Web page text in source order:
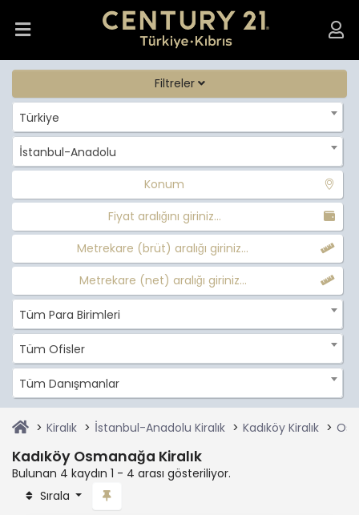
Filtreler
Türkiye
İstanbul-Anadolu
Konum
Fiyat aralığını giriniz...
Metrekare (brüt) aralığı giriniz...
Metrekare (net) aralığı giriniz...
Tüm Para Birimleri
Tüm Ofisler
Tüm Danışmanlar
Kiralık İstanbul-Anadolu Kiralık Kadıköy Kiralık
Kadıköy Osmanağa Kiralık
Bulunan 4 kaydın 1 - 4 arası gösteriliyor.
Sırala